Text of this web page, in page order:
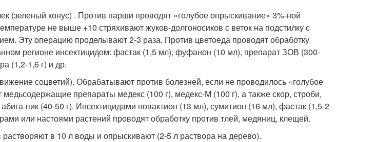
(зеленый конус) . Против парши проводят «голубое опрыскивание» 3%-ной
не выше +10 стряхивают жуков-долгоносиков с веток на подстилку с
Эту операцию проделывают 2-3 раза. Против цветоеда проводят обработку
регионе инсектицидом: фастак (1,5 мл), фуфанон (10 мл), препарат ЗОВ (300-
(1,2-1,6 г) и др.
соцветий). Обрабатывают против болезней, если не проводилось «голубое
препараты медекс (100 г), медекс-М (100 г), а также скор, строби,
пик (40-50 г). Инсектицидами новактион (13 мл), сумитион (16 мл), фастак (1,5-2
или настоями растений проводят обработку против тлей, медяниц, клещей.
в 10 л воды и опрыскивают (2-5 л раствора на дерево).